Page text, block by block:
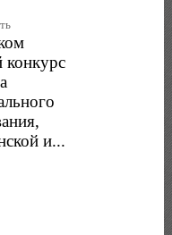
конкурс
и...